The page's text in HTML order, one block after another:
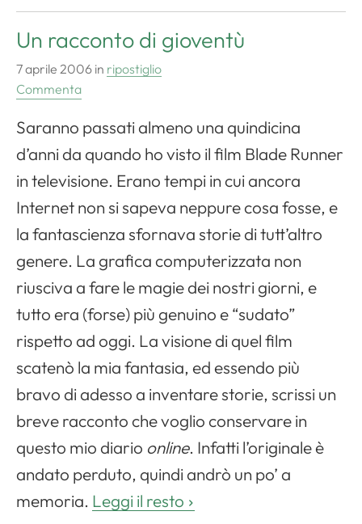
Un racconto di gioventù
7 aprile 2006 in ripostiglio
Commenta
Saranno passati almeno una quindicina
d’anni da quando ho visto il film Blade Runner
in televisione. Erano tempi in cui ancora
Internet non si sapeva neppure cosa fosse, e
la fantascienza sfornava storie di tutt’altro
genere. La grafica computerizzata non
riusciva a fare le magie dei nostri giorni, e
tutto era (forse) più genuino e “sudato”
rispetto ad oggi. La visione di quel film
scatenò la mia fantasia, ed essendo più
bravo di adesso a inventare storie, scrissi un
breve racconto che voglio conservare in
questo mio diario online. Infatti l’originale è
andato perduto, quindi andrò un po’ a
memoria. Leggi il resto Apri il menu di navigazione